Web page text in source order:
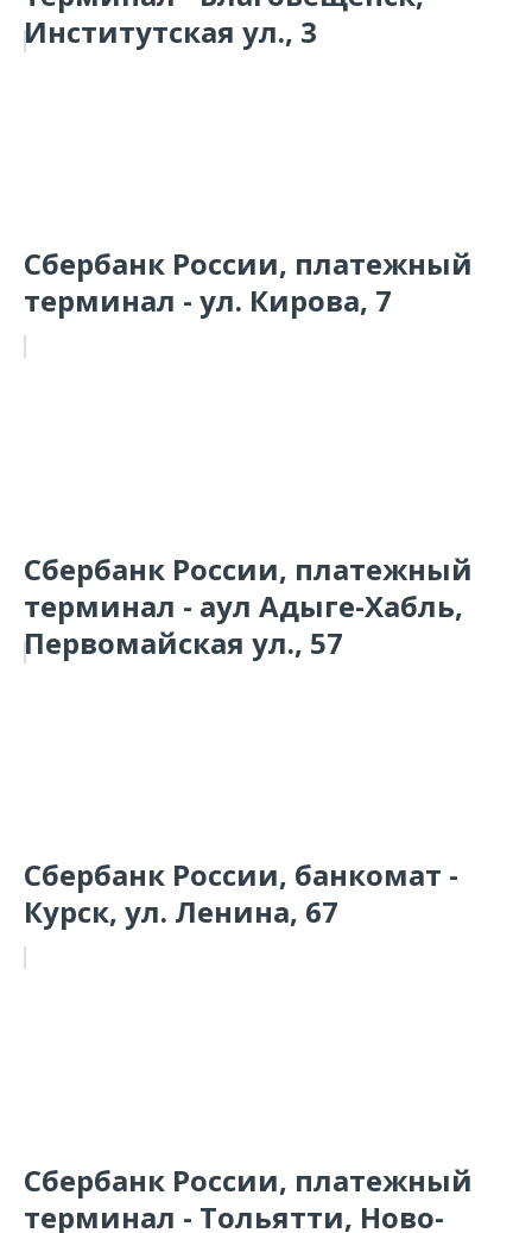
Институтская ул., 3
Сбербанк России, платежный
терминал - ул. Кирова, 7
Сбербанк России, платежный
терминал - аул Адыге-Хабль,
Первомайская ул., 57
Сбербанк России, банкомат -
Курск, ул. Ленина, 67
Сбербанк России, платежный
терминал - Тольятти, Ново-